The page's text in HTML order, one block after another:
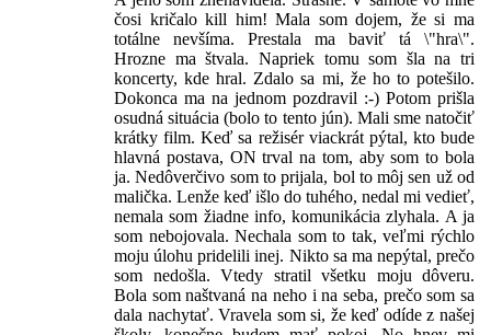
čosi kričalo kill him! Mala som dojem, že si ma
totálne nevšíma. Prestala ma baviť tá \"hra\".
Hrozne ma štvala. Napriek tomu som šla na tri
koncerty, kde hral. Zdalo sa mi, že ho to potešilo.
Dokonca ma na jednom pozdravil :-) Potom prišla
osudná situácia (bolo to tento jún). Mali sme natočiť
krátky film. Keď sa režisér viackrát pýtal, kto bude
hlavná postava, ON trval na tom, aby som to bola
ja. Nedôverčivo som to prijala, bol to môj sen už od
malička. Lenže keď išlo do tuhého, nedal mi vedieť,
nemala som žiadne info, komunikácia zlyhala. A ja
som nebojovala. Nechala som to tak, veľmi rýchlo
moju úlohu pridelili inej. Nikto sa ma nepýtal, prečo
som nedošla. Vtedy stratil všetku moju dôveru.
Bola som naštvaná na neho i na seba, prečo som sa
dala nachytať. Vravela som si, že keď odíde z našej